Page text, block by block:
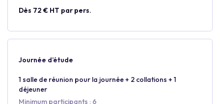
Dès 72 € HT par pers.
Journée d’étude
1 salle de réunion pour la journée + 2 collations + 1
déjeuner
Minimum participants : 6